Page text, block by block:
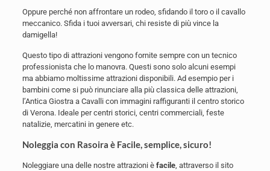
Oppure perché non affrontare un rodeo, sfidando il toro o il cavallo
meccanico. Sfida i tuoi avversari, chi resiste di più vince la
damigella!
Questo tipo di attrazioni vengono fornite sempre con un tecnico
professionista che lo manovra. Questi sono solo alcuni esempi
ma abbiamo moltissime attrazioni disponibili. Ad esempio per i
bambini come si può rinunciare alla più classica delle attrazioni,
l’Antica Giostra a Cavalli con immagini raffiguranti il centro storico
di Verona. Ideale per centri storici, centri commerciali, feste
natalizie, mercatini in genere etc.
Noleggia con Rasoira è Facile, semplice, sicuro!
Noleggiare una delle nostre attrazioni è facile, attraverso il sito